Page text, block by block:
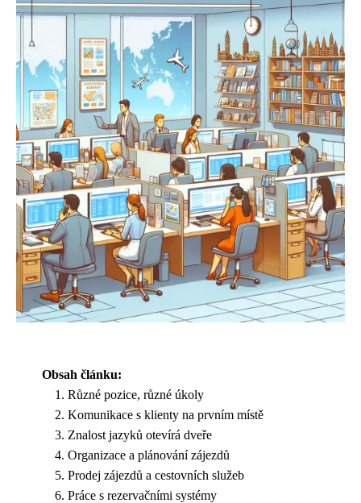
Obsah článku:
Různé pozice, různé úkoly
Komunikace s klienty na prvním místě
Znalost jazyků otevírá dveře
Organizace a plánování zájezdů
Prodej zájezdů a cestovních služeb
Práce s rezervačními systémy